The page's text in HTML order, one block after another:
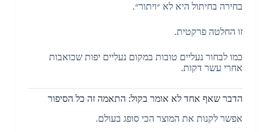
בחירה בחיתול היא לא ״ויתור״.
זו החלטה פרקטית.
כמו לבחור נעליים טובות במקום נעליים יפות שכואבות
אחרי עשר דקות.
הדבר שאף אחד לא אומר בקול: התאמה זה כל הסיפור
אפשר לקנות את המוצר הכי סופג בעולם.